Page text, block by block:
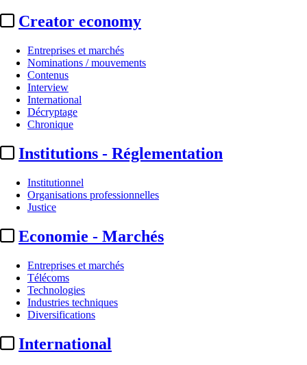
Creator economy
Entreprises et marchés
Nominations / mouvements
Contenus
Interview
International
Décryptage
Chronique
Institutions - Réglementation
Institutionnel
Organisations professionnelles
Justice
Economie - Marchés
Entreprises et marchés
Télécoms
Technologies
Industries techniques
Diversifications
International